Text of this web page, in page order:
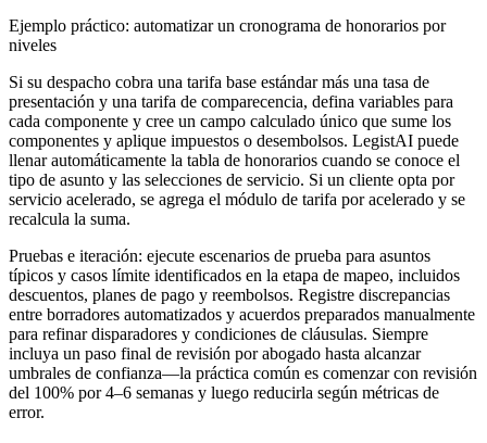
Ejemplo práctico: automatizar un cronograma de honorarios por
niveles
Si su despacho cobra una tarifa base estándar más una tasa de
presentación y una tarifa de comparecencia, defina variables para
cada componente y cree un campo calculado único que sume los
componentes y aplique impuestos o desembolsos. LegistAI puede
llenar automáticamente la tabla de honorarios cuando se conoce el
tipo de asunto y las selecciones de servicio. Si un cliente opta por
servicio acelerado, se agrega el módulo de tarifa por acelerado y se
recalcula la suma.
Pruebas e iteración: ejecute escenarios de prueba para asuntos
típicos y casos límite identificados en la etapa de mapeo, incluidos
descuentos, planes de pago y reembolsos. Registre discrepancias
entre borradores automatizados y acuerdos preparados manualmente
para refinar disparadores y condiciones de cláusulas. Siempre
incluya un paso final de revisión por abogado hasta alcanzar
umbrales de confianza—la práctica común es comenzar con revisión
del 100% por 4–6 semanas y luego reducirla según métricas de
error.